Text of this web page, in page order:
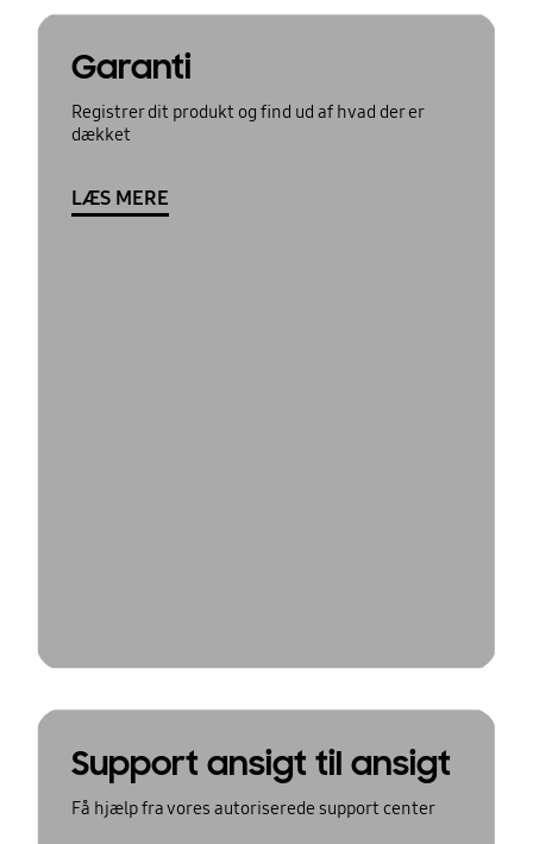
Garanti
Registrer dit produkt og find ud af hvad der er
dækket
LÆS MERE
Support ansigt til ansigt
Få hjælp fra vores autoriserede support center